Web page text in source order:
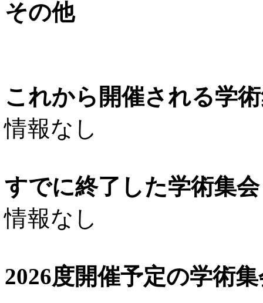
その他
これから開催される学
情報なし
すでに終了した学術集
情報なし
2026度開催予定の学術